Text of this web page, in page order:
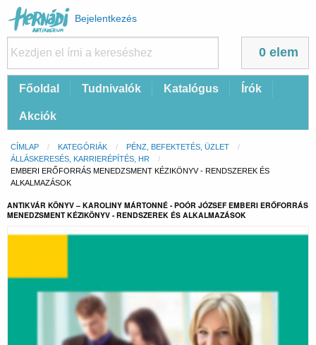
Felhasználói
fiók
menüje
Bejelentkezés
0 elem
FőFőoldal Tudnivalók Katalógus Írók
Akciók
Morzsa
CÍMLAP KATEGÓRIÁK
PÉNZ, BEFEKTETÉS, ÜZLET
ÁLLÁSKERESÉS, KARRIERÉPÍTÉS, HR
CURRENT:
EMBERI ERŐFORRÁS MENEDZSMENT KÉZIKÖNYV - RENDSZEREK ÉS
ALKALMAZÁSOK
ANTIKVÁR KÖNYV – KAROLINY MÁRTONNÉ - POÓR JÓZSEF EMBERI ERŐFORRÁS
MENEDZSMENT KÉZIKÖNYV - RENDSZEREK ÉS ALKALMAZÁSOK